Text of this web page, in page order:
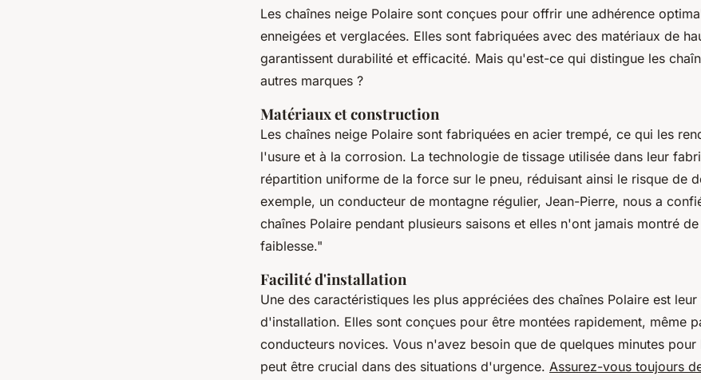
Les chaînes neige Polaire sont conçues pour offrir une adhérence
enneigées et verglacées. Elles sont fabriquées avec des matériaux de
garantissent durabilité et efficacité. Mais qu'est-ce qui distingue les
autres marques ?
Matériaux et construction
Les chaînes neige Polaire sont fabriquées en acier trempé, ce qui les
l'usure et à la corrosion. La technologie de tissage utilisée dans leur
répartition uniforme de la force sur le pneu, réduisant ainsi le risque de
exemple, un conducteur de montagne régulier, Jean-Pierre, nous a
chaînes Polaire pendant plusieurs saisons et elles n'ont jamais montré
faiblesse."
Facilité d'installation
Une des caractéristiques les plus appréciées des chaînes Polaire est
d'installation. Elles sont conçues pour être montées rapidement, même
conducteurs novices. Vous n'avez besoin que de quelques minutes pour
peut être crucial dans des situations d'urgence. Assurez-vous toujours